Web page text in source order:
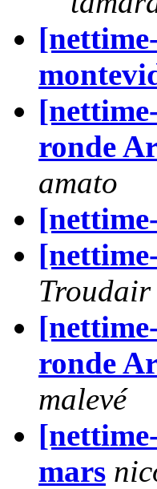
ronde
amato
Troudair
ronde
malevé
mars